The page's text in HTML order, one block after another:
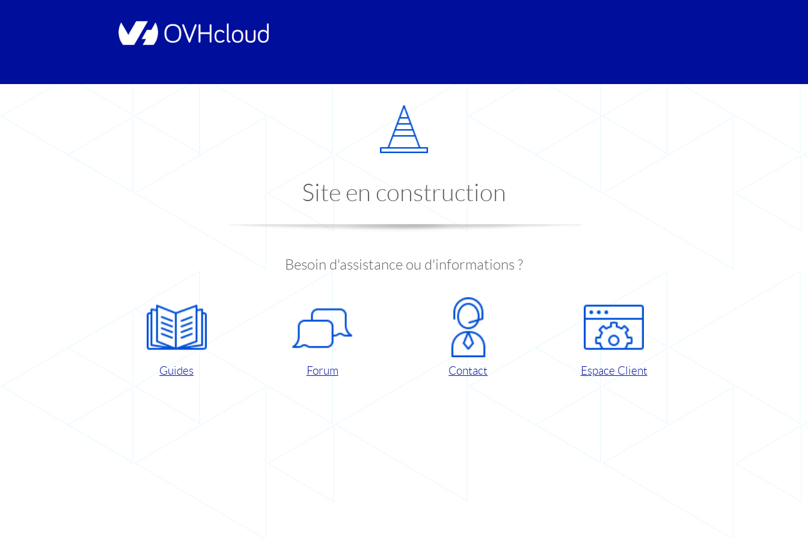
Site en construction
Besoin d'assistance ou d'informations ?
Guides Forum Contact Espace Client